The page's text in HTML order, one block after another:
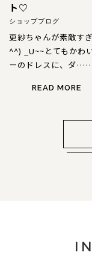
ト♡
ショップブログ
更紗ちゃんが素敵す
^^) _U~~とてもかわ
ーのドレスに、ダ
READ MORE